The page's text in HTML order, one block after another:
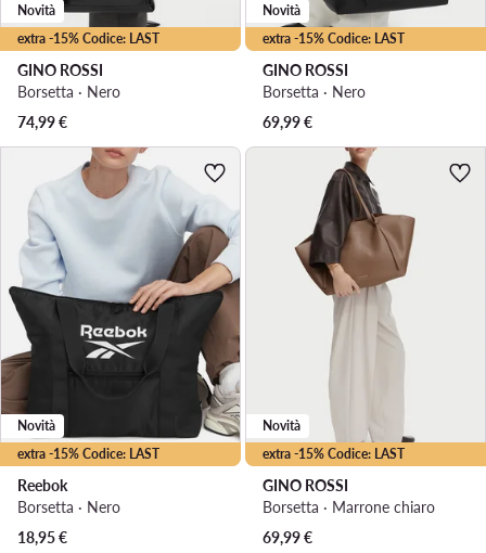
extra -15% Codice: LAST
Novità
GINO ROSSI
Borsetta · Nero
74,99€
extra -15% Codice: LAST
Novità
GINO ROSSI
Borsetta · Nero
69,99€
extra -15% Codice: LAST
Novità
Reebok
Borsetta · Nero
18,95€
extra -15% Codice: LAST
Novità
GINO ROSSI
Borsetta · Marrone chiaro
69,99€